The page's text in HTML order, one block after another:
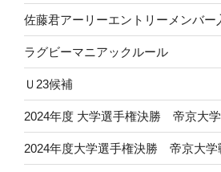
佐藤君アーリーエントリーメンバー
ラグビーマニアックルール
Ｕ23候補
2024年度 大学選手権決勝 帝京大
2024年度大学選手権決勝 帝京大学